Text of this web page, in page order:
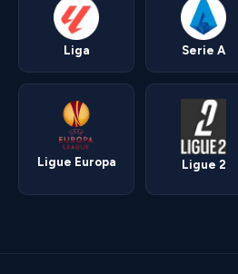
Liga Serie A
Ligue Europa Ligue 2